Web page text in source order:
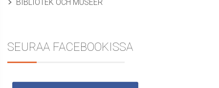
BIBLIOTEK OCH MUSEER
SEURAA FACEBOOKISSA